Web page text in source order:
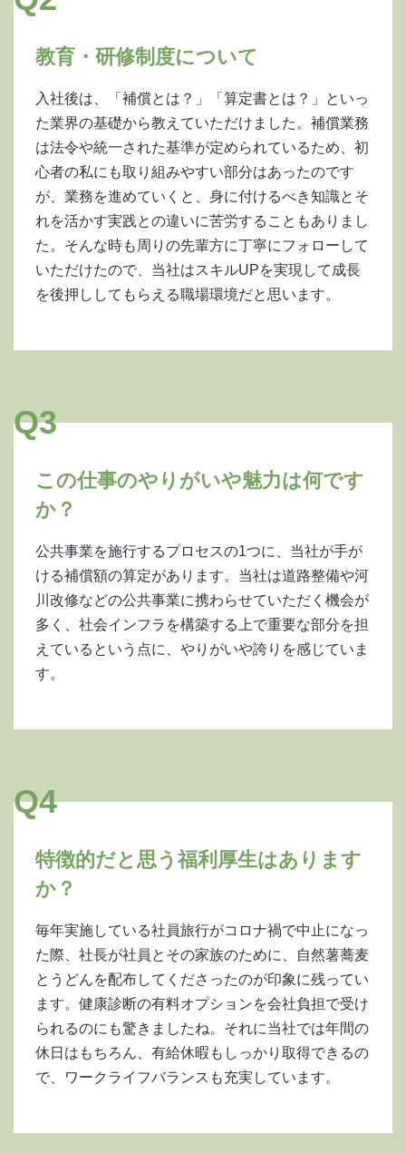
教育・研修制度について
入社後は、「補償とは？」「算定書とは？」といっ
た業界の基礎から教えていただけました。補償業務
は法令や統一された基準が定められているため、初
心者の私にも取り組みやすい部分はあったのです
が、業務を進めていくと、身に付けるべき知識とそ
れを活かす実践との違いに苦労することもありまし
た。そんな時も周りの先輩方に丁寧にフォローして
いただけたので、当社はスキルUPを実現して成長
を後押ししてもらえる職場環境だと思います。
Q3
この仕事のやりがいや魅力は何です
か？
公共事業を施行するプロセスの1つに、当社が手が
ける補償額の算定があります。当社は道路整備や河
川改修などの公共事業に携わらせていただく機会が
多く、社会インフラを構築する上で重要な部分を担
えているという点に、やりがいや誇りを感じていま
す。
Q4
特徴的だと思う福利厚生はあります
か？
毎年実施している社員旅行がコロナ禍で中止になっ
た際、社長が社員とその家族のために、自然薯蕎麦
とうどんを配布してくださったのが印象に残ってい
ます。健康診断の有料オプションを会社負担で受け
られるのにも驚きましたね。それに当社では年間の
休日はもちろん、有給休暇もしっかり取得できるの
で、ワークライフバランスも充実しています。